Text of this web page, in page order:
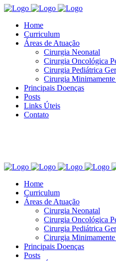
Home
Curriculum
Áreas de Atuação
Cirurgia Neonatal
Cirurgia Oncológica
Cirurgia Pediátrica
Cirurgia
Principais Doenças
Posts
Links Úteis
Contato
Home
Curriculum
Áreas de Atuação
Cirurgia Neonatal
Cirurgia Oncológica
Cirurgia Pediátrica
Cirurgia
Principais Doenças
Posts